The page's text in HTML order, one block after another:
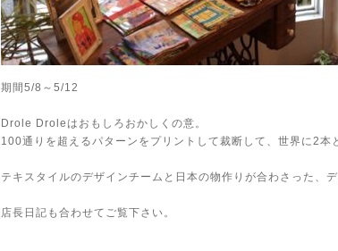
期間5/8～5/12
Drole Droleはおもしろおかしくの意。
100通りを超えるパターンをプリントして裁断して、世界に2本
テキスタイルのデザインチームと日本の物作りが合わさった、
店長日記 も合わせてご覧下さい。